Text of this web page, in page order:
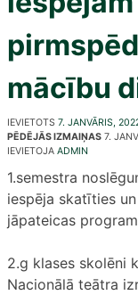
mācību
IEVIETOTS 7. JANVĀRIS,
PĒDĒJĀS IZMAIŅAS 7.
IEVIETOJA ADMIN
1.semestra
iespēja skatīties
jāpateicas
2.g klases skolēni
Nacionālā teātra